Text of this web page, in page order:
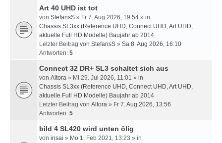
Art 40 UHD ist tot
von StefansS » Fr 7. Aug 2026, 19:54 » in
Chassis SL3xx (Reference UHD, Connect UHD, Art UHD,
aktuelle Full HD Modelle) Baujahr ab 2014
Letzter Beitrag von StefansS » Sa 8. Aug 2026, 16:10
Antworten: 5
Connect 32 DR+ SL3 schaltet sich aus
von Altora » Mi 29. Jul 2026, 11:01 » in
Chassis SL3xx (Reference UHD, Connect UHD, Art UHD,
aktuelle Full HD Modelle) Baujahr ab 2014
Letzter Beitrag von Altora » Fr 7. Aug 2026, 13:56
Antworten: 5
bild 4 SL420 wird unten ölig
von insai » Mo 1. Feb 2021, 13:23 » in